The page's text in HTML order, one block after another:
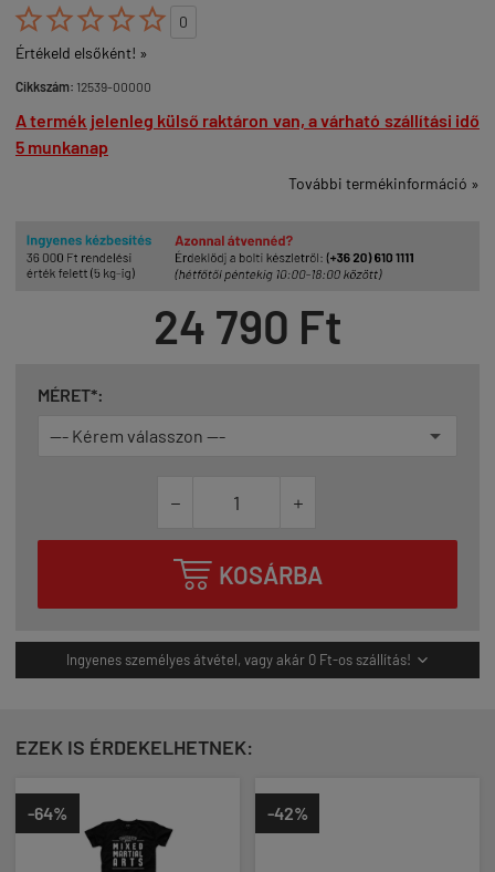

0
Értékeld elsőként! »
Cikkszám: 12539-00000
A termék jelenleg külső raktáron van, a várható szállítási idő
5 munkanap
További termékinformáció »
24 790 Ft
MÉRET*:
 
 KOSÁRBA
Ingyenes személyes átvétel, vagy akár 0 Ft-os szállítás! 
EZEK IS ÉRDEKELHETNEK:
-64% -42%